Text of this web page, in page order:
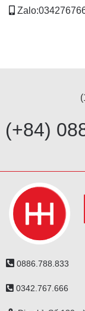
(+84)
0886.788.833
0342.767.666